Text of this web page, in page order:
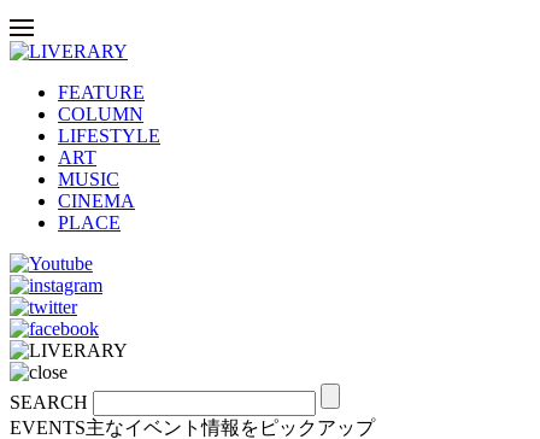
FEATURE
COLUMN
LIFESTYLE
ART
MUSIC
CINEMA
PLACE
SEARCH
EVENTS主なイベント情報をピックアップ